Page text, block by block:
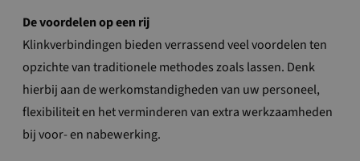
De voordelen op een rij
Klinkverbindingen bieden verrassend veel voordelen ten
opzichte van traditionele methodes zoals lassen. Denk
hierbij aan de werkomstandigheden van uw personeel,
flexibiliteit en het verminderen van extra werkzaamheden
bij voor- en nabewerking.